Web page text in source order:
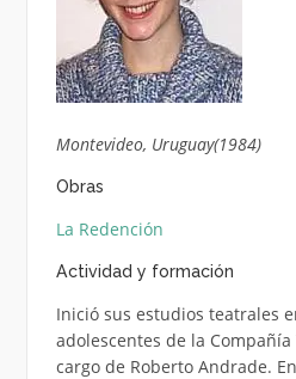
Montevideo, Uruguay(1984)
Obras
La Redención
Actividad y formación
Inició sus estudios teatrales
adolescentes de la
cargo de Roberto Andrade.